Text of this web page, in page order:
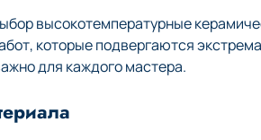
высокотемпературные
которые подвергаются
для каждого мастера.